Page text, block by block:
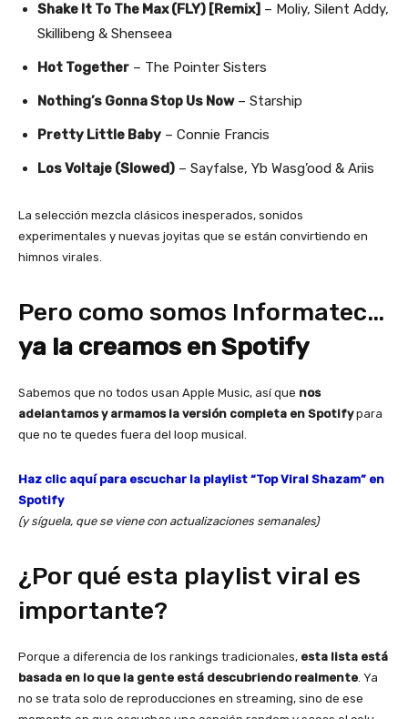
Shake It To The Max (FLY) [Remix] – Moliy, Silent Addy,
Skillibeng & Shenseea
Hot Together – The Pointer Sisters
Nothing’s Gonna Stop Us Now– Starship
Pretty Little Baby – Connie Francis
Los Voltaje (Slowed) – Sayfalse, Yb Wasg’ood & Ariis
La selección mezcla clásicos inesperados, sonidos
experimentales y nuevas joyitas que se están convirtiendo en
himnos virales.
Pero como somos Informatec…
ya la creamos en Spotify
Sabemos que no todos usan Apple Music, así que nos
adelantamos y armamos la versión completa en Spotifypara
que no te quedes fuera del loop musical.
Haz clic aquí para escuchar la playlist “Top Viral Shazam” en
Spotify
(y síguela, que se viene con actualizaciones semanales)
¿Por qué esta playlist viral es
importante?
Porque a diferencia de los rankings tradicionales, esta lista está
basada en lo que la gente está descubriendo realmente. Ya
no se trata solo de reproducciones en streaming, sino de ese